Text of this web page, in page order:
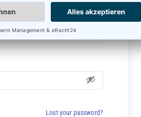
Lost your password?